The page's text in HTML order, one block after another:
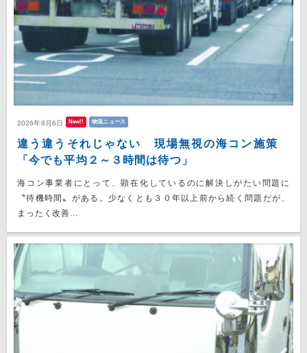
2026年8月6日 New!! 物流ニュース
違う違うそれじゃない 現場無視の海コン施策
「今でも平均２～３時間は待つ」
海コン事業者にとって、顕在化しているのに解決しがたい問題に
〝待機時間〟がある。少なくとも３０年以上前から続く問題だが、
まったく改善...